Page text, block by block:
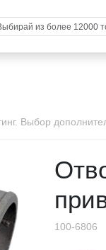
Выбор
100-6806